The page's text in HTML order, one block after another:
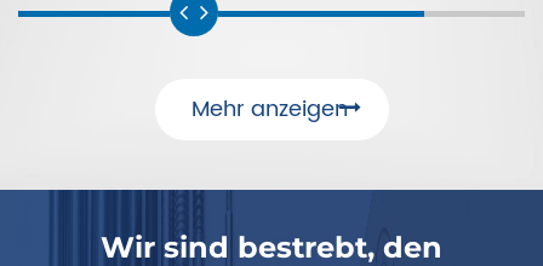
Mehr anzeigen
Wir sind bestrebt, den